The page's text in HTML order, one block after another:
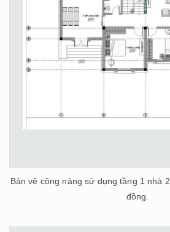
Bản vẽ công năng sử dụng tầng 1 nhà
đồng.